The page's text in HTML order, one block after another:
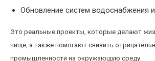
Обновление систем водоснабжения
Это реальные проекты, которые делают
чище, а также помогают снизить
промышленности на окружающую среду.